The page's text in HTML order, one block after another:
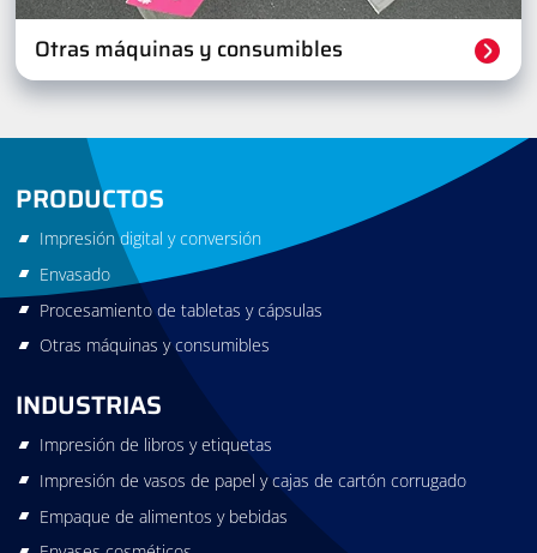
Otras máquinas y consumibles
PRODUCTOS
Impresión digital y conversión
Envasado
Procesamiento de tabletas y cápsulas
Otras máquinas y consumibles
INDUSTRIAS
Impresión de libros y etiquetas
Impresión de vasos de papel y cajas de cartón corrugado
Empaque de alimentos y bebidas